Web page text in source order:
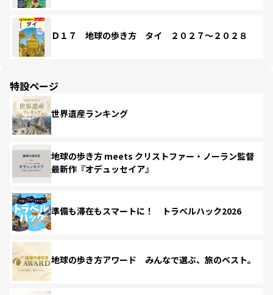
Ｄ１７ 地球の歩き方 タイ ２０２７～２０２８
特設ページ
世界遺産ランキング
地球の歩き方 meets クリストファー・ノーラン監督
最新作『オデュッセイア』
準備も滞在もスマートに！ トラベルハック2026
地球の歩き方アワード みんなで選ぶ、旅のベスト。